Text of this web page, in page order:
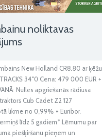
noliktavas
New Holland CR8.80 ar ķēžu
34″0 Cena: 479 000 EUR +
Nulles apgriešanās rādiusa
Cub Cadet Z2 127
likme no 0,99% + Euribor.
līdz 5 gadiem* Lēmumu par
piešķiršanu pieņem un